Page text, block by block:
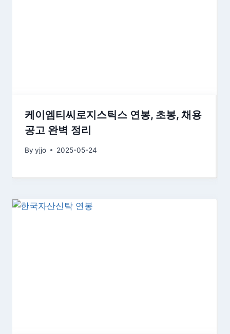
케이엠티씨로지스틱스 연봉, 초봉, 채용
공고 완벽 정리
By yjjo 2025-05-24